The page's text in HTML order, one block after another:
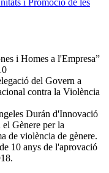
i Homes a l'Empresa”
del Govern a
contra la Violència
Durán d'Innovació
Gènere per la
de violència de gènere.
10 anys de l'aprovació